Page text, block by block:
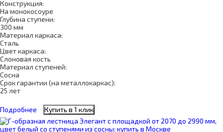
Конструкция:
На монокосоуре
Глубина ступени:
300 мм
Материал каркаса:
Сталь
Цвет каркаса:
Слоновая кость
Материал ступеней:
Сосна
Срок гарантии (на металлокаркас):
25 лет
Подробнее Купить в 1 клик